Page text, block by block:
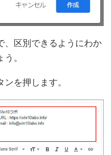
、区別できるようにわか
。
を押します。